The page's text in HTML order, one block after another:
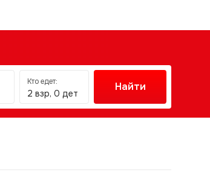
Кто едет:
2 взр, 0 дет
Найти